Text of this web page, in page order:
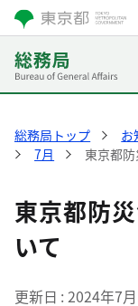
総務局トップ お
7月
東京都
東京都防
いて
更新日 2024年7